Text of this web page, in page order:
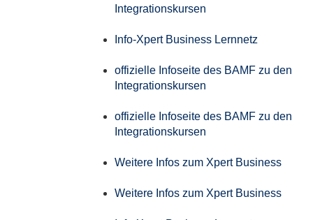
Integrationskursen
Info-Xpert Business Lernnetz
offizielle Infoseite des BAMF zu den
Integrationskursen
offizielle Infoseite des BAMF zu den
Integrationskursen
Weitere Infos zum Xpert Business
Weitere Infos zum Xpert Business